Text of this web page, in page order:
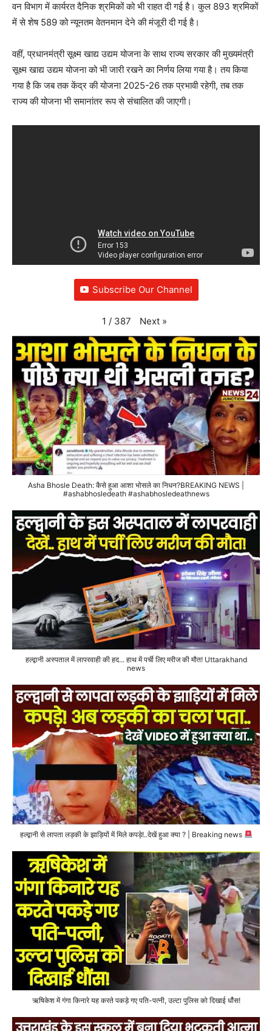
वन विभाग में कार्यरत दैनिक श्रमिकों को भी राहत दी गई है। कुल 893 श्रमिकों
में से शेष 589 को न्यूनतम वेतनमान देने की मंजूरी दी गई है।
वहीं, प्रधानमंत्री सूक्ष्म खाद्य उद्यम योजना के साथ राज्य सरकार की मुख्यमंत्री
सूक्ष्म खाद्य उद्यम योजना को भी जारी रखने का निर्णय लिया गया है। तय किया
गया है कि जब तक केंद्र की योजना 2025-26 तक प्रभावी रहेगी, तब तक
राज्य की योजना भी समानांतर रूप से संचालित की जाएगी।
Subscribe Our Channel
1 / 387 Next »
Asha Bhosle Death: कैसे हुआ आशा भोसले का निधन?BREAKING NEWS |
#ashabhosledeath #ashabhosledeathnews
हल्द्वानी अस्पताल में लापरवाही की हद... हाथ में पर्ची लिए मरीज की मौत! Uttarakhand
news
हल्द्वानी से लापता लड़की के झाड़ियों में मिले कपड़े!..देखें हुआ क्या ? | Breaking news
ऋषिकेश में गंगा किनारे यह करते पकड़े गए पति-पत्नी, उल्टा पुलिस को दिखाई धौंस!